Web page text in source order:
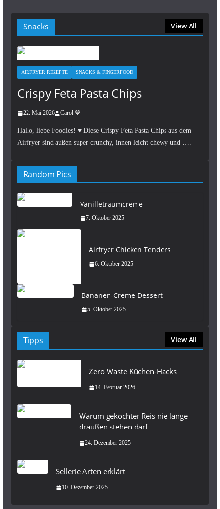
Snacks View All
AIRFRYER REZEPTE SNACKS & FINGERFOOD
Crispy Feta Pasta Chips
22. Mai 2026 Carol 💙
Hallo, liebe Foodies! ♥︎ Diese Crispy Feta Pasta Chips aus dem
Airfryer sind außen super crunchy, innen leicht chewy und ….
Random Pics
Vanilletraumcreme
7. Oktober 2025
Airfryer Chicken Tenders
6. Oktober 2025
Bananen-Creme-Dessert
5. Oktober 2025
Tipps View All
Zero Waste Küchen-Hacks
14. Februar 2026
Warum gekochter Reis nie lange
draußen stehen darf
24. Dezember 2025
Sellerie Arten erklärt
10. Dezember 2025